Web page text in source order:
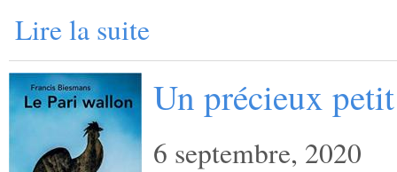
Lire la suite
Un précieux
6 septembre, 2020